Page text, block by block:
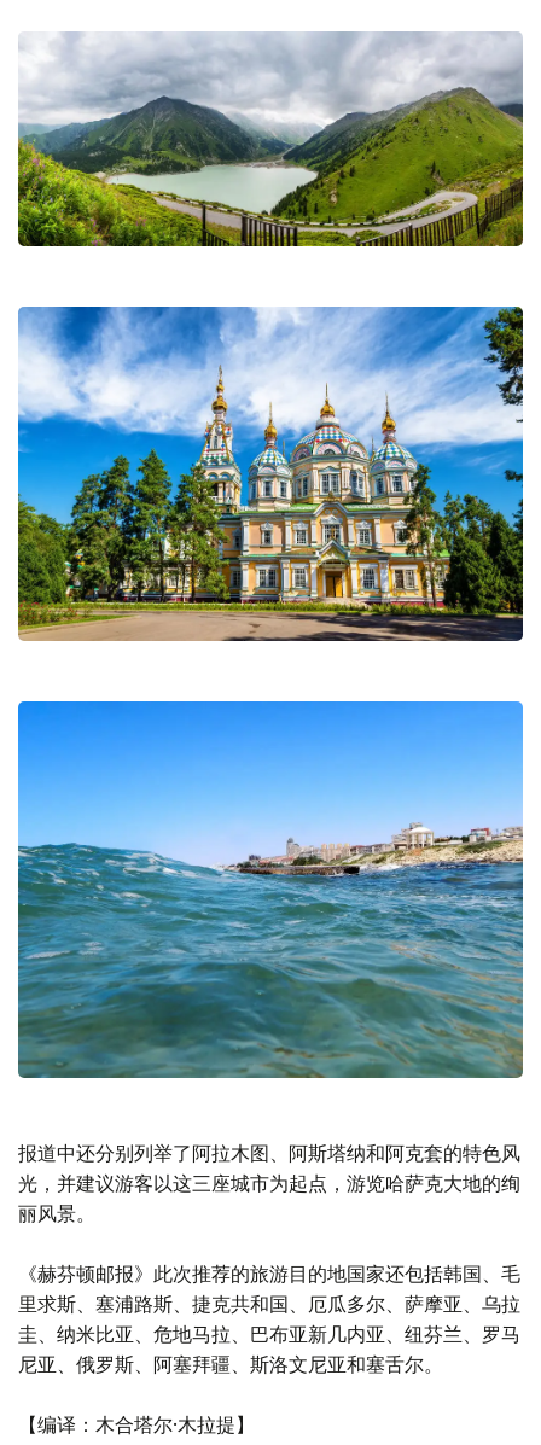
报道中还分别列举了阿拉木图、阿斯塔纳和阿克套的特色风
光，并建议游客以这三座城市为起点，游览哈萨克大地的绚
丽风景。
《赫芬顿邮报》此次推荐的旅游目的地国家还包括韩国、毛
里求斯、塞浦路斯、捷克共和国、厄瓜多尔、萨摩亚、乌拉
圭、纳米比亚、危地马拉、巴布亚新几内亚、纽芬兰、罗马
尼亚、俄罗斯、阿塞拜疆、斯洛文尼亚和塞舌尔。
【编译：木合塔尔·木拉提】